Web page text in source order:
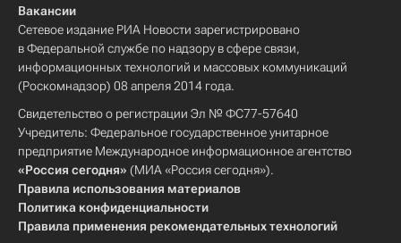
Вакансии
Сетевое издание РИА Новости зарегистрировано
в Федеральной службе по надзору в сфере связи,
информационных технологий и массовых коммуникаций
(Роскомнадзор) 08 апреля 2014 года.
Свидетельство о регистрации Эл № ФС77-57640
Учредитель: Федеральное государственное унитарное
предприятие Международное информационное агентство
«Россия сегодня» (МИА «Россия сегодня»).
Правила использования материалов
Политика конфиденциальности
Правила применения рекомендательных технологий